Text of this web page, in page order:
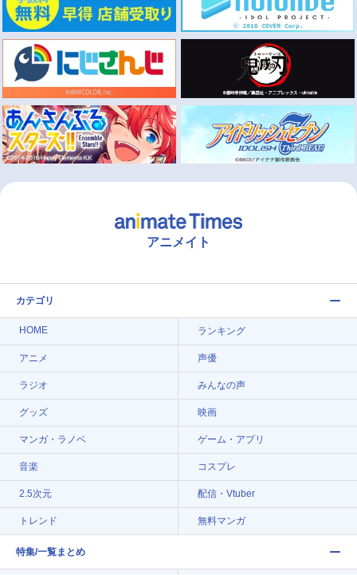
アニメイト
カテゴリ
HOME ランキング
アニメ 声優
ラジオ みんなの声
グッズ 映画
マンガ・ラノベ ゲーム・アプリ
音楽 コスプレ
2.5次元 配信・Vtuber
トレンド 無料マンガ
特集/一覧まとめ